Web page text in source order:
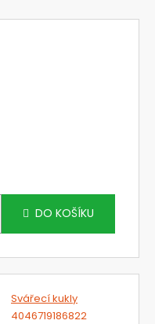
DO KOŠÍKU
Svářecí kukly
4046719186822